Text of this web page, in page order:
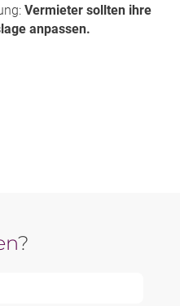
Vermieter sollten ihre
anpassen.
?